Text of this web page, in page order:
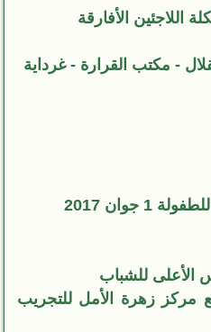
الأفارقة
- مكتب القرارة - غرداية
1 جوان 2017
للشباب
مركز زهرة الأمل للتجريب